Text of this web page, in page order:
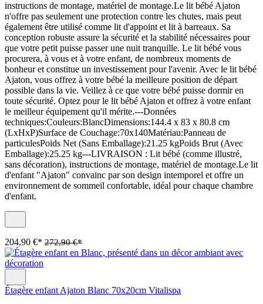
instructions de montage, matériel de montage.Le lit bébé Ajaton
n'offre pas seulement une protection contre les chutes, mais peut
également être utilisé comme lit d'appoint et lit à barreaux. Sa
conception robuste assure la sécurité et la stabilité nécessaires pour
que votre petit puisse passer une nuit tranquille. Le lit bébé vous
procurera, à vous et à votre enfant, de nombreux moments de
bonheur et constitue un investissement pour l'avenir. Avec le lit bébé
Ajaton, vous offrez à votre bébé la meilleure position de départ
possible dans la vie. Veillez à ce que votre bébé puisse dormir en
toute sécurité. Optez pour le lit bébé Ajaton et offrez à votre enfant
le meilleur équipement qu'il mérite.---Données
techniques:Couleurs:BlancDimensions:144.4 x 83 x 80.8 cm
(LxHxP)Surface de Couchage:70x140Matériau:Panneau de
particulesPoids Net (Sans Emballage):21.25 kgPoids Brut (Avec
Emballage):25.25 kg---LIVRAISON : Lit bébé (comme illustré,
sans décoration), instructions de montage, matériel de montage.Le lit
d'enfant "Ajaton" convainc par son design intemporel et offre un
environnement de sommeil confortable, idéal pour chaque chambre
d'enfant.
204,90 €* 272,90 €*
Étagère enfant Ajaton Blanc 70x20cm Vitalispa